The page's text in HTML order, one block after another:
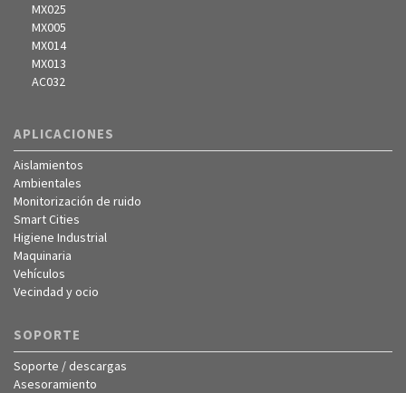
MX025
MX005
MX014
MX013
AC032
APLICACIONES
Aislamientos
Ambientales
Monitorización de ruido
Smart Cities
Higiene Industrial
Maquinaria
Vehículos
Vecindad y ocio
SOPORTE
Soporte / descargas
Asesoramiento